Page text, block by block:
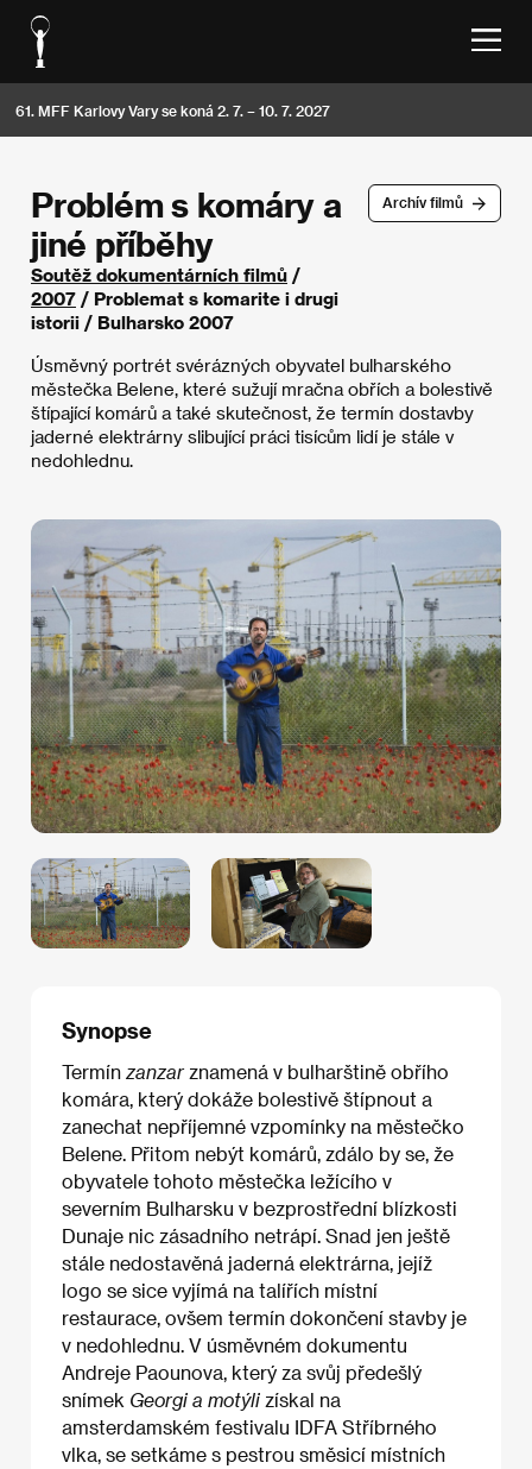
61. MFF Karlovy Vary se koná 2. 7. – 10. 7. 2027
Archív filmů
Problém s komáry a
jiné příběhy
Soutěž dokumentárních filmů /
2007 / Problemat s komarite i drugi
istorii / Bulharsko 2007
Úsměvný portrét svérázných obyvatel bulharského
městečka Belene, které sužují mračna obřích a bolestivě
štípající komárů a také skutečnost, že termín dostavby
jaderné elektrárny slibující práci tisícům lidí je stále v
nedohlednu.
Synopse
Termín zanzarznamená v bulharštině obřího
komára, který dokáže bolestivě štípnout a
zanechat nepříjemné vzpomínky na městečko
Belene. Přitom nebýt komárů, zdálo by se, že
obyvatele tohoto městečka ležícího v
severním Bulharsku v bezprostřední blízkosti
Dunaje nic zásadního netrápí. Snad jen ještě
stále nedostavěná jaderná elektrárna, jejíž
logo se sice vyjímá na talířích místní
restaurace, ovšem termín dokončení stavby je
v nedohlednu. V úsměvném dokumentu
Andreje Paounova, který za svůj předešlý
snímek Georgi a motýli získal na
amsterdamském festivalu IDFA Stříbrného
vlka, se setkáme s pestrou směsicí místních